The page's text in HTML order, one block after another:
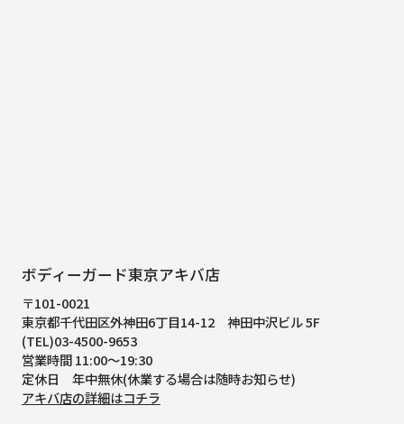
ボディーガード東京アキバ店
〒101-0021
東京都千代田区外神田6丁目14-12 神田中沢ビル 5F
(TEL)03-4500-9653
営業時間 11:00～19:30
定休日 年中無休(休業する場合は随時お知らせ)
アキバ店の詳細はコチラ